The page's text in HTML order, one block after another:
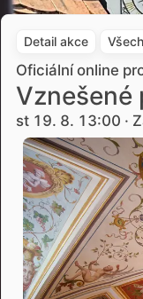
Detail akce
Oficiální online
Vznešené
st 19. 8. 13:00 ·